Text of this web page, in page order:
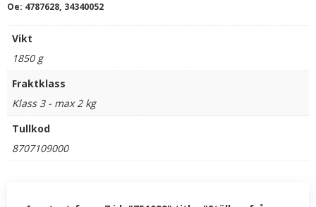
Oe: 4787628, 34340052
Vikt
1850 g
Fraktklass
Klass 3 - max 2 kg
Tullkod
8707109000